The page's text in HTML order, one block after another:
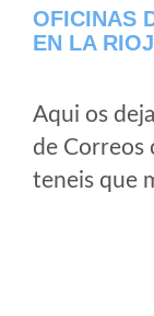
OFICINAS
EN LA
Aqui os
de Correos
teneis que